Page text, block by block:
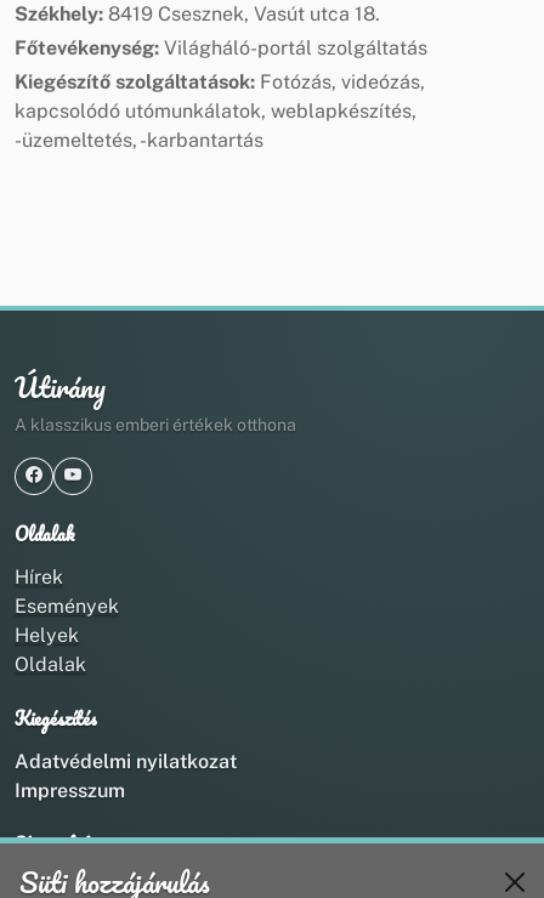
Székhely: 8419 Csesznek, Vasút utca 18.
Főtevékenység: Világháló-portál szolgáltatás
Kiegészítő szolgáltatások: Fotózás, videózás,
kapcsolódó utómunkálatok, weblapkészítés,
-üzemeltetés, -karbantartás
Útirány
A klasszikus emberi értékek otthona
Oldalak
Hírek
Események
Helyek
Oldalak
Kiegészítés
Adatvédelmi nyilatkozat
Impresszum
Kapcsolat
+36 20 211 1888
Süti hozzájárulás